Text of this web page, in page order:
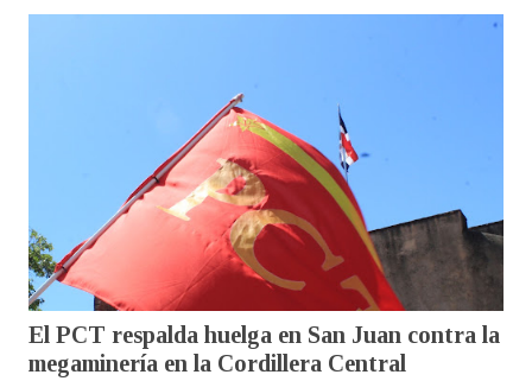
El PCT respalda huelga en San Juan contra la
megaminería en la Cordillera Central